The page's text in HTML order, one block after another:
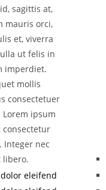
sagittis at,
mauris orci,
et, viverra
ut felis in
imperdiet.
mollis
consectetuer
ipsum
consectetur
Integer nec
libero.